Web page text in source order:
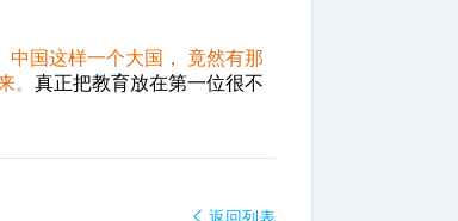
中国这样一个大国， 竟然有那
。 真正把教育放在第一位很不